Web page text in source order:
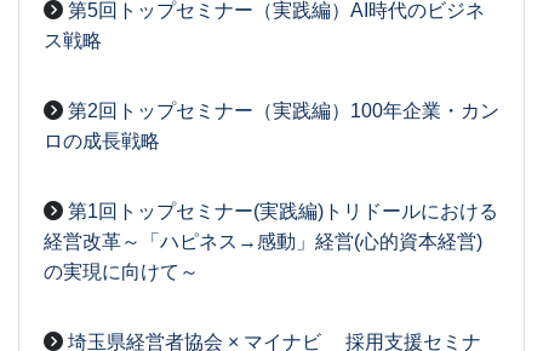
第5回トップセミナー（実践編）AI時代のビジネ
ス戦略
第2回トップセミナー（実践編）100年企業・カン
ロの成長戦略
第1回トップセミナー(実践編)トリドールにおける
経営改革～「ハピネス→感動」経営(心的資本経営)
の実現に向けて～
埼玉県経営者協会 × マイナビ 採用支援セミナ